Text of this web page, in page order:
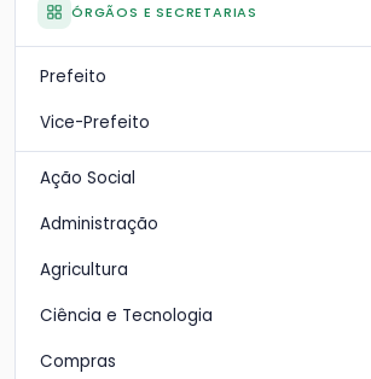
ÓRGÃOS E SECRETARIAS
Prefeito
Vice-Prefeito
Ação Social
Administração
Agricultura
Ciência e Tecnologia
Compras